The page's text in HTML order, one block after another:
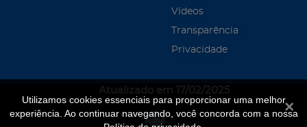
Utilizamos cookies essenciais para proporcionar uma melhor
experiência. Ao continuar navegando, você concorda com a nossa
Vídeos
Transparência
Privacidade
Atualizado em 17/02/2025